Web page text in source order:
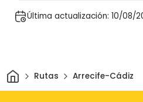
Última actualización: 10/08/
InicioRutas Arrecife-Cádiz